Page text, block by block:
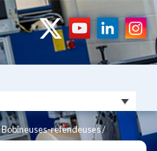
Bobineuses-refendeuses/